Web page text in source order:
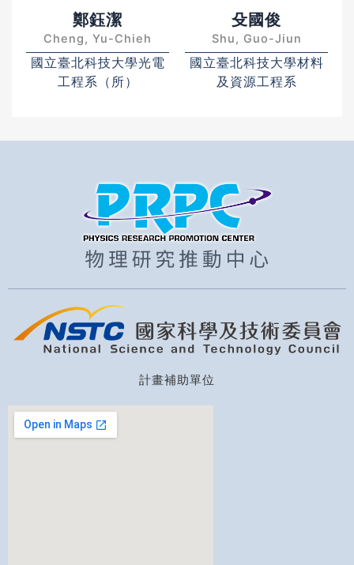
鄭鈺潔
Cheng, Yu-Chieh
國立臺北科技大學光電
工程系（所）
殳國俊
Shu, Guo-Jiun
國立臺北科技大學材料
及資源工程系
計畫補助單位